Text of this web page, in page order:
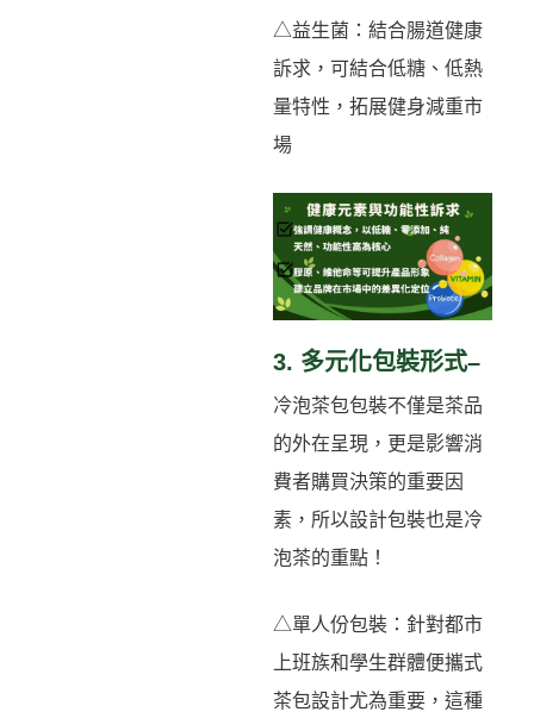
△益生菌：結合腸道健康
訴求，可結合低糖、低熱
量特性，拓展健身減重市
場
3. 多元化包裝形式–
冷泡茶包包裝不僅是茶品
的外在呈現，更是影響消
費者購買決策的重要因
素，所以設計包裝也是冷
泡茶的重點！
△單人份包裝：針對都市
上班族和學生群體便攜式
茶包設計尤為重要，這種